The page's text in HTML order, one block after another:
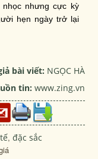
nhọc nhưng cực kỳ
hẹn ngày trở lại
bài viết: NGỌC HÀ
tin: www.zing.vn
,đặc sắc